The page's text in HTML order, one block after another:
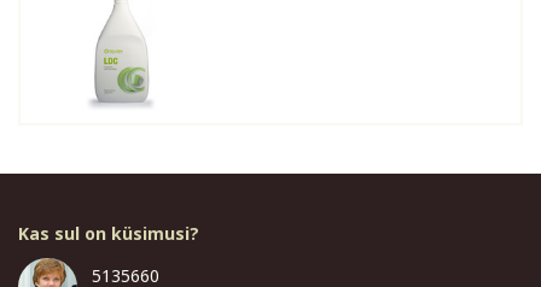
Kas sul on küsimusi?
5135660